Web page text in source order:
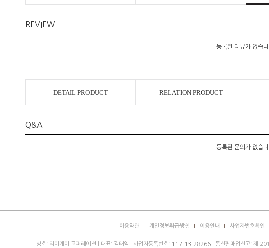
REVIEW
등록된 리뷰가 없습니
DETAIL PRODUCT RELATION PRODUCT
Q&A
등록된 문의가 없습니
이용약관 개인정보취급방침 이용안내 사업자번호확인
상호: 티이케이 코퍼레이션 | 대표: 김태익 | 사업자등록번호: 117-13-28266| 통신판매업신고: 제